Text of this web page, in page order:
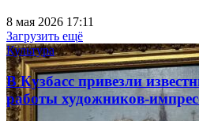
8 мая 2026 17:11
Загрузить ещё
Культура
В Кузбасс привезли
работы художников-